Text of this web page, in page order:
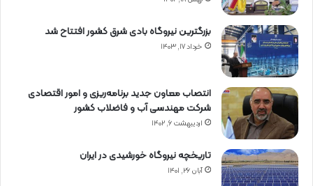
بزرگترین نیروگاه بادی شرق کشور افتتاح شد
خرداد ۱۷, ۱۴۰۳
انتصاب معاون جدید برنامه‌ریزی و امور اقتصادی
شرکت مهندسی آب و فاضلاب کشور
اردیبهشت ۶, ۱۴۰۲
تاریخچه نیروگاه خورشیدی در ایران
آبان ۲۶, ۱۴۰۱